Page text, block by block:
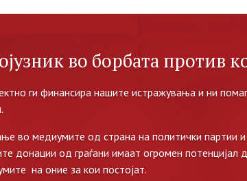
во борбата против
ги финансира нашите истражувања и ни
во медиумите од страна на политички партии
донации од граѓани имаат огромен потенцијал
на оние за кои постојат.